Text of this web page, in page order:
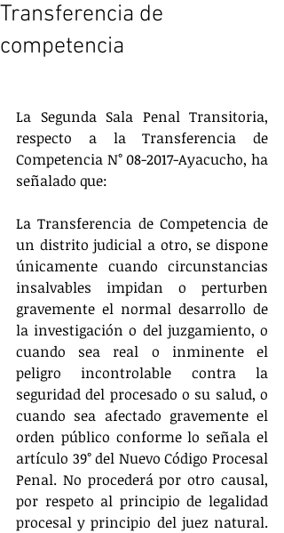
Transferencia de
competencia
La Segunda Sala Penal Transitoria,
respecto a la Transferencia de
Competencia N° 08-2017-Ayacucho, ha
señalado que:
La Transferencia de Competencia de
un distrito judicial a otro, se dispone
únicamente cuando circunstancias
insalvables impidan o perturben
gravemente el normal desarrollo de
la investigación o del juzgamiento, o
cuando sea real o inminente el
peligro incontrolable contra la
seguridad del procesado o su salud, o
cuando sea afectado gravemente el
orden público conforme lo señala el
artículo 39° del Nuevo Código Procesal
Penal. No procederá por otro causal,
por respeto al principio de legalidad
procesal y principio del juez natural.